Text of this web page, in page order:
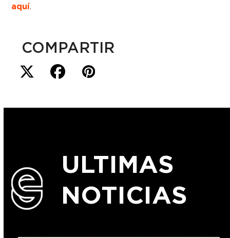
aquí.
COMPARTIR
ULTIMAS
NOTICIAS